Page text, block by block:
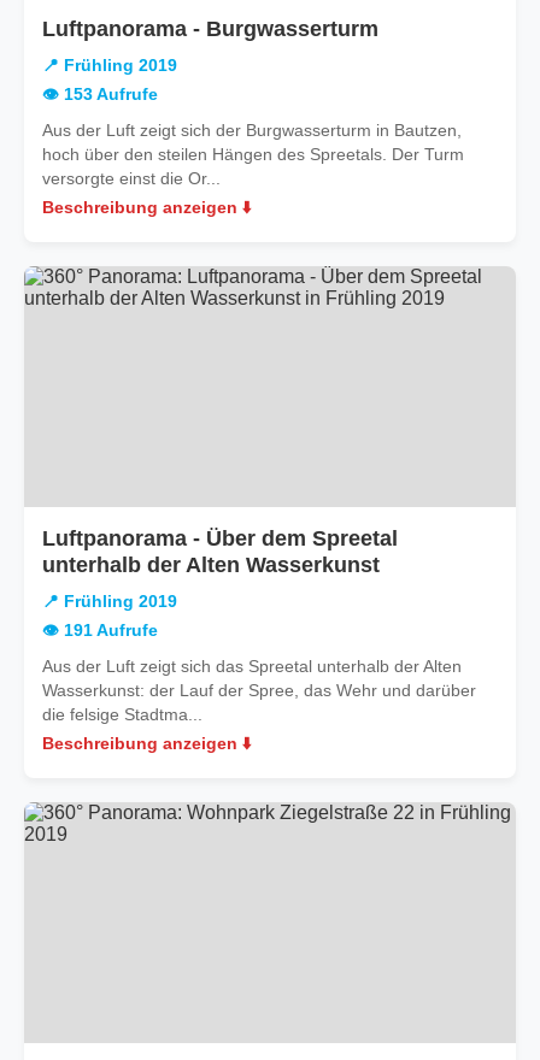
Luftpanorama - Burgwasserturm
📍 Frühling 2019
👁️ 153 Aufrufe
Aus der Luft zeigt sich der Burgwasserturm in Bautzen,
hoch über den steilen Hängen des Spreetals. Der Turm
versorgte einst die Or...
Beschreibung anzeigen ⬇️
Luftpanorama - Über dem Spreetal
unterhalb der Alten Wasserkunstin
📍 Frühling 2019
👁️ 191 Aufrufe
Aus der Luft zeigt sich das Spreetal unterhalb der Alten
Wasserkunst: der Lauf der Spree, das Wehr und darüber
die felsige Stadtma...
Beschreibung anzeigen ⬇️